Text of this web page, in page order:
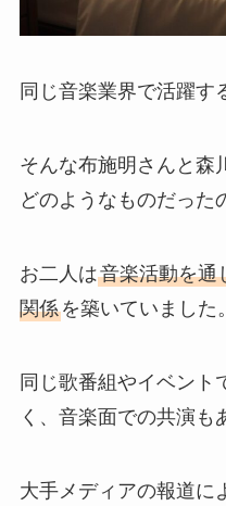
同じ音楽業界で活躍す
そんな布施明さんと森
どのようなものだった
お二人は音楽活動を通
関係を築いていました。
同じ歌番組やイベント
く、音楽面での共演も
大手メディアの報道に